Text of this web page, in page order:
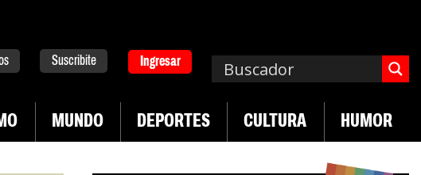
Suscribite Ingresar
MUNDO DEPORTES CULTURA HUMOR